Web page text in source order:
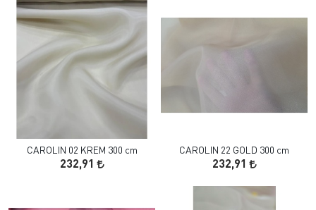
CAROLIN 02 KREM 300 cm
232,91
CAROLIN 22 GOLD 300 cm
232,91